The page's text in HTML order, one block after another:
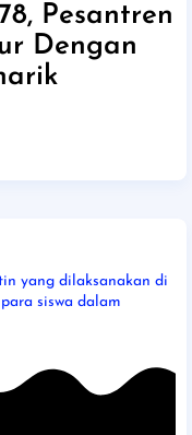
Pesantren
Dengan
yang dilaksanakan di
siswa dalam